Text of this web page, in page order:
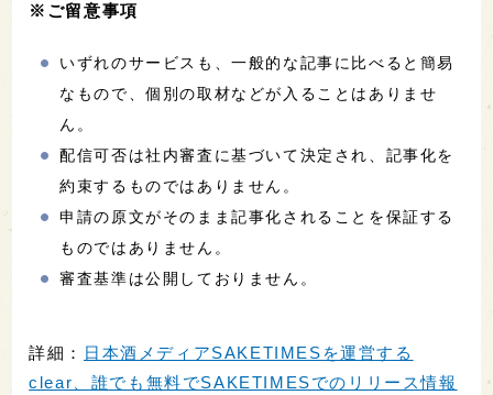
※ご留意事項
いずれのサービスも、一般的な記事に比べると簡易
なもので、個別の取材などが入ることはありませ
ん。
配信可否は社内審査に基づいて決定され、記事化を
約束するものではありません。
申請の原文がそのまま記事化されることを保証する
ものではありません。
審査基準は公開しておりません。
詳細：
日本酒メディアSAKETIMESを運営する
clear、誰でも無料でSAKETIMESでのリリース情報